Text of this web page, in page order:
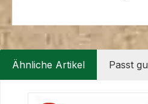
Ähnliche Artikel Passt